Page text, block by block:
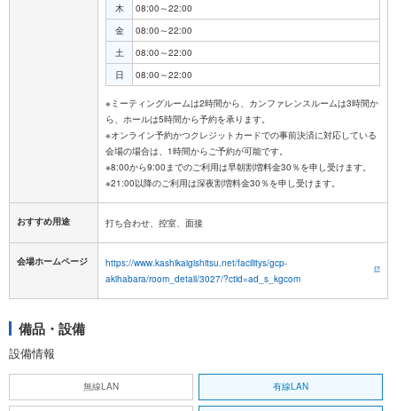
木
08:00～22:00
金
08:00～22:00
土
08:00～22:00
日
08:00～22:00
※ミーティングルームは2時間から、カンファレンスルームは3時間か
ら、ホールは5時間から予約を承ります。
※オンライン予約かつクレジットカードでの事前決済に対応している
会場の場合は、1時間からご予約が可能です。
※8:00から9:00までのご利用は早朝割増料金30％を申し受けます。
おすすめ用途 打ち合わせ、控室、面接
会場ホームページ
https://www.kashikaigishitsu.net/facilitys/gcp-
akihabara/room_detail/3027/?ctid=ad_s_kgcom
備品・設備
設備情報
無線LAN 有線LAN